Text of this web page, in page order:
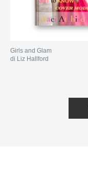
Girls and Glam
di Liz Hallford